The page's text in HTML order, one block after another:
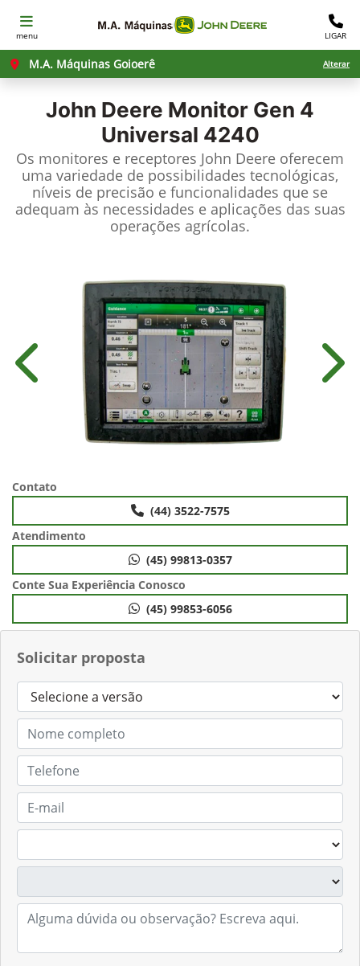
menu LIGAR
M.A. Máquinas Goioerê Alterar
John Deere Monitor Gen 4
Universal 4240
Os monitores e receptores John Deere oferecem
uma variedade de possibilidades tecnológicas,
níveis de precisão e funcionalidades que se
adequam às necessidades e aplicações das suas
operações agrícolas.
Solicitar proposta
Anterior
Contato
(44) 3522-7575
Atendimento
(45) 99813-0357
Conte Sua Experiência Conosco
(45) 99853-6056